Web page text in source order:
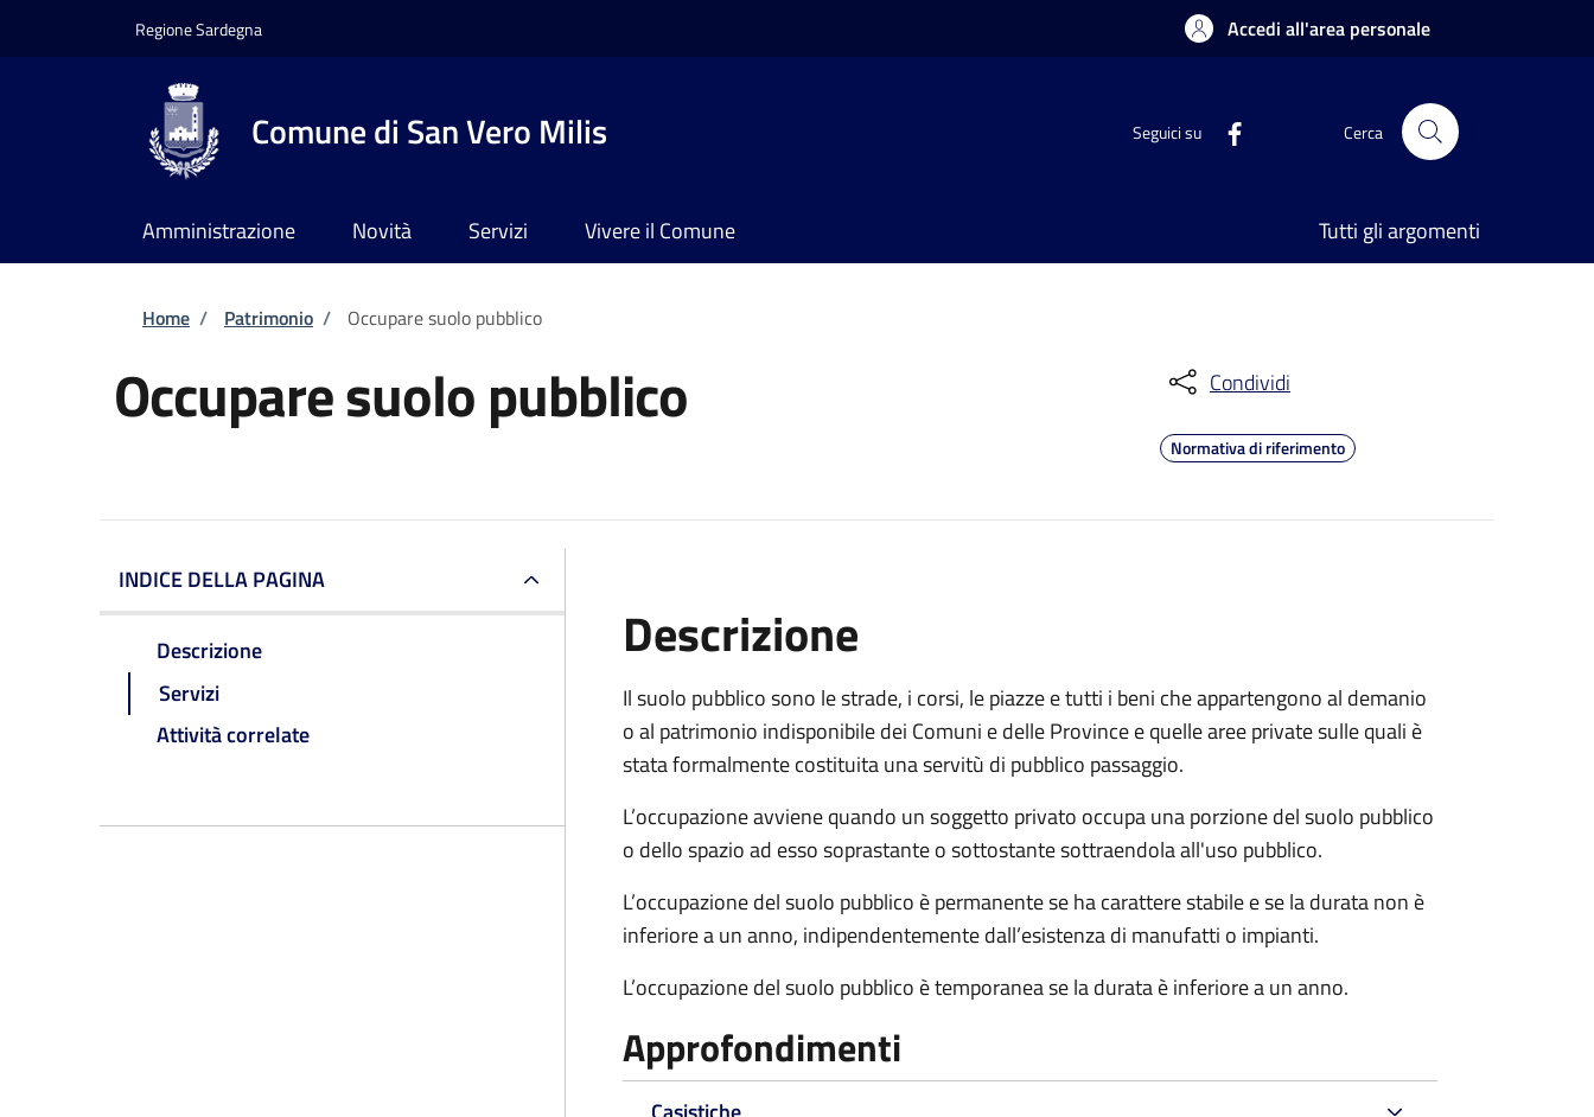
Regione Sardegna Accedi all'area personale
Comune di San Vero Milis Seguici su Cerca
Amministrazione Novità Servizi Vivere il Comune Tutti gli argomenti
Briciole di pane
Home / Patrimonio / Occupare suolo pubblico
Occupare suolo pubblico Condividi
Normativa di riferimento
INDICE DELLA PAGINA
Descrizione
Servizi
Attività correlate
Descrizione
Il suolo pubblico sono le strade, i corsi, le piazze e tutti i beni che appartengono al demanio
o al patrimonio indisponibile dei Comuni e delle Province e quelle aree private sulle quali è
stata formalmente costituita una servitù di pubblico passaggio.
L’occupazione avviene quando un soggetto privato occupa una porzione del suolo pubblico
o dello spazio ad esso soprastante o sottostante sottraendola all'uso pubblico.
L’occupazione del suolo pubblico è permanente se ha carattere stabile e se la durata non è
inferiore a un anno, indipendentemente dall’esistenza di manufatti o impianti.
L’occupazione del suolo pubblico è temporanea se la durata è inferiore a un anno.
Approfondimenti